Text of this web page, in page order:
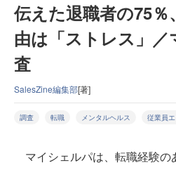
伝えた退職者の75％
由は「ストレス」
査
SalesZine編集部[著]
調査 転職 メンタルヘルス 従業員
マイシェルパは、転職経験の